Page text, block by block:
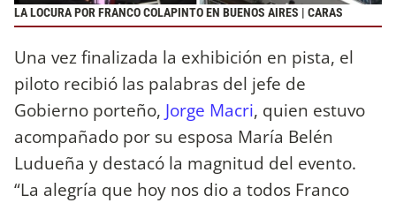
LA LOCURA POR FRANCO COLAPINTO EN BUENOS AIRES | CARAS
Una vez finalizada la exhibición en pista, el
piloto recibió las palabras del jefe de
Gobierno porteño, Jorge Macri, quien estuvo
acompañado por su esposa María Belén
Ludueña y destacó la magnitud del evento.
“La alegría que hoy nos dio a todos Franco